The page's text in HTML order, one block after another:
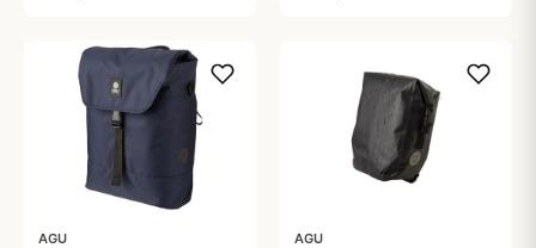
AGU AGU